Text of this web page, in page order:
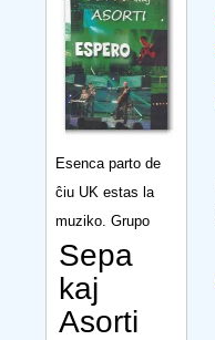
Esenca parto de
ĉiu UK estas la
muziko. Grupo
Sepa
kaj
Asorti